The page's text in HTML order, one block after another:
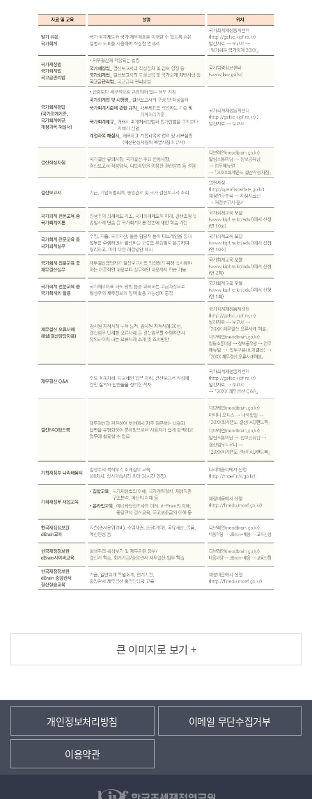
큰 이미지로 보기 +
개인정보처리방침 이메일 무단수집거부
이용약관